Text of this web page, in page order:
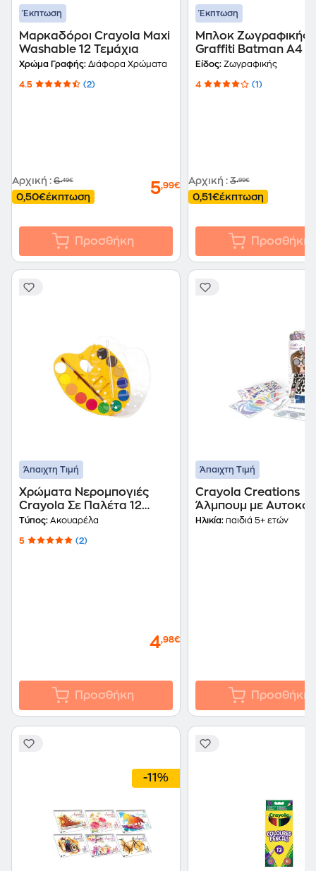
Έκπτωση
Μαρκαδόροι Crayola Maxi
Washable 12 Τεμάχια
Χρώμα Γραφής: Διάφορα Χρώματα
4.5 (2)
Αρχική : 6,49€
0,50€έκπτωση 5,99€
Προσθήκη
Έκπτωση
Μπλοκ Ζωγραφικής
Graffiti Batman Α4
Φύλλων
Είδος: Ζωγραφικής
4 (1)
Αρχική : 3,99€
0,51€έκπτωση
Προσθήκη
Άπαιχτη Τιμή
Χρώματα Νερομπογιές
Crayola Σε Παλέτα 12
Τεμάχια
Τύπος: Ακουαρέλα
5 (2)
4,98€
Προσθήκη
Άπαιχτη Τιμή
Crayola Creations
Άλμπουμ με
Fashion
Ηλικία: παιδιά 5+ ετών
Προσθήκη
-11%